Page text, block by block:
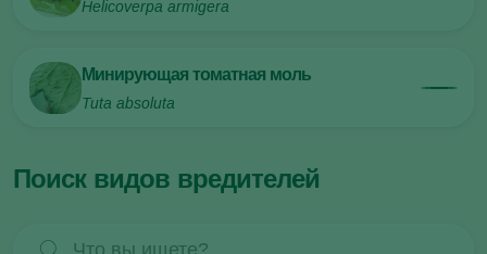
Helicoverpa armigera
Минирующая томатная моль
Tuta absoluta
Поиск видов вредителей